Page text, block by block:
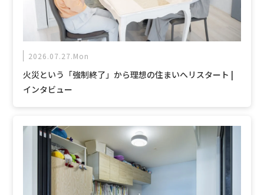
2026.07.27.Mon
火災という「強制終了」から理想の住まいへリスタート |
インタビュー